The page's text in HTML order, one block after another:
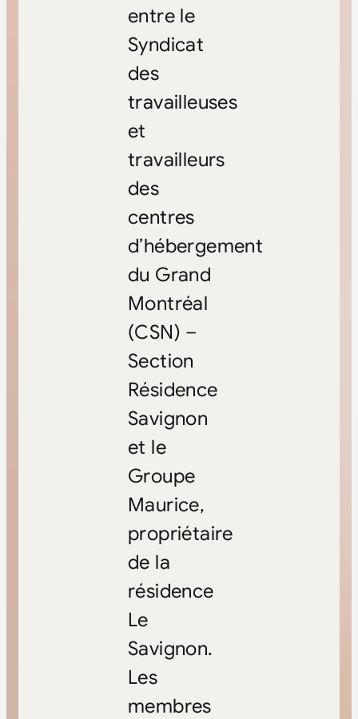
entre le
Syndicat
des
travailleuses
et
travailleurs
des
centres
d’hébergement
du Grand
Montréal
(CSN) –
Section
Résidence
Savignon
et le
Groupe
Maurice,
propriétaire
de la
résidence
Le
Savignon.
Les
membres